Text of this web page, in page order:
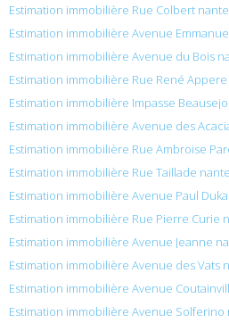
Estimation immobilière Rue Colbert
Estimation immobilière Avenue
Estimation immobilière Avenue du Bois
Estimation immobilière Rue René
Estimation immobilière Impasse
Estimation immobilière Avenue des
Estimation immobilière Rue Ambroise
Estimation immobilière Rue Taillade
Estimation immobilière Avenue Paul
Estimation immobilière Rue Pierre Curie
Estimation immobilière Avenue Jeanne
Estimation immobilière Avenue des Vats
Estimation immobilière Avenue
Estimation immobilière Avenue Solferino